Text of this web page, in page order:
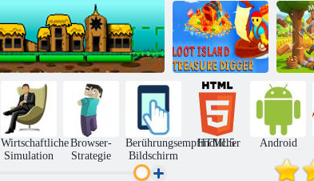
Feudalismus 3
Loot Island –
Schatzgräber
Wirtschaftliche
Simulation
Browser-
Strategie
Berührungsempfindlicher
Bildschirm
HTML5 Android